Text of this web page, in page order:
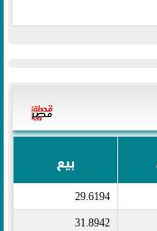
بيع
29.6194
31.8942